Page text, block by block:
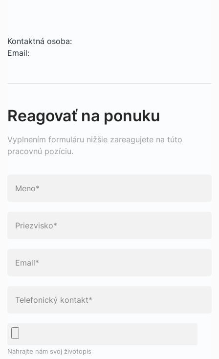
Kontaktná osoba:
Email:
Reagovať na ponuku
Vyplnením formuláru nižšie zareagujete na túto
pracovnú pozíciu.
Nahrajte nám svoj životopis